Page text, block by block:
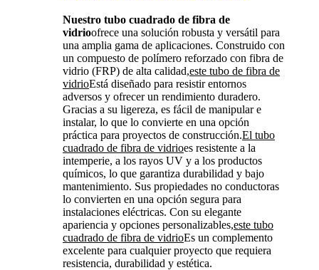
Nuestro tubo cuadrado de fibra de
vidrioofrece una solución robusta y versátil para
una amplia gama de aplicaciones. Construido con
un compuesto de polímero reforzado con fibra de
vidrio (FRP) de alta calidad,este tubo de fibra de
vidrioEstá diseñado para resistir entornos
adversos y ofrecer un rendimiento duradero.
Gracias a su ligereza, es fácil de manipular e
instalar, lo que lo convierte en una opción
práctica para proyectos de construcción.El tubo
cuadrado de fibra de vidrioes resistente a la
intemperie, a los rayos UV y a los productos
químicos, lo que garantiza durabilidad y bajo
mantenimiento. Sus propiedades no conductoras
lo convierten en una opción segura para
instalaciones eléctricas. Con su elegante
apariencia y opciones personalizables,este tubo
cuadrado de fibra de vidrioEs un complemento
excelente para cualquier proyecto que requiera
resistencia, durabilidad y estética.